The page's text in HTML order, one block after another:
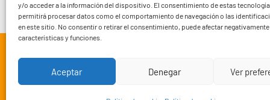
y/o acceder a la información del dispositivo. El consentimiento de estas
permitirá procesar datos como el comportamiento de navegación o las
en este sitio. No consentir o retirar el consentimiento, puede afectar
características y funciones.
Aceptar Denegar Ver